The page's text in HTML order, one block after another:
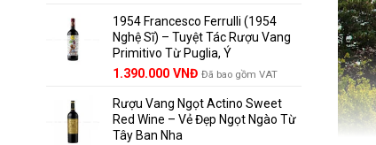
là:
495.000 VNĐ.
tại
là:
450.000 VNĐ.
1954 Francesco Ferrulli (1954
Nghệ Sĩ) – Tuyệt Tác Rượu Vang
Primitivo Từ Puglia, Ý
Giá
là:
1.529.000 VNĐ.
1.390.000 VNĐGiá
tại
là:
Đã bao gồm VAT
Rượu Vang Ngọt Actino Sweet
Red Wine – Vẻ Đẹp Ngọt Ngào Từ
Tây Ban Nha